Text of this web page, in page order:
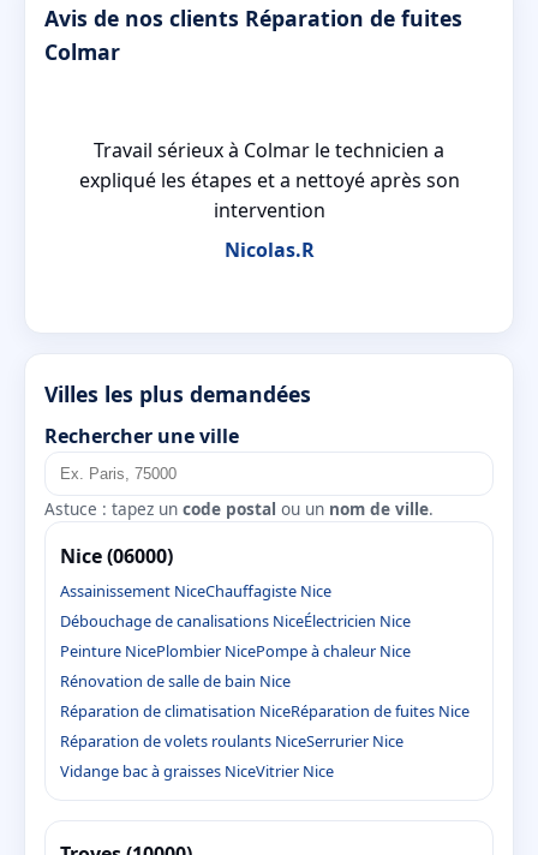
Avis de nos clients Réparation de fuites
Colmar
Travail sérieux à Colmar le technicien a
expliqué les étapes et a nettoyé après son
intervention
Nicolas.R
Villes les plus demandées
Rechercher une ville
Astuce : tapez un code postal ou un nom de ville.
Nice (06000)
Assainissement NiceChauffagiste Nice
Débouchage de canalisations NiceÉlectricien Nice
Peinture NicePlombier NicePompe à chaleur Nice
Rénovation de salle de bain Nice
Réparation de climatisation NiceRéparation de fuites Nice
Réparation de volets roulants NiceSerrurier Nice
Vidange bac à graisses NiceVitrier Nice